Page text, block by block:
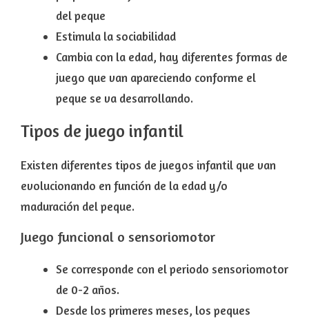
del peque
Estimula la sociabilidad
Cambia con la edad, hay diferentes formas de
juego que van apareciendo conforme el
peque se va desarrollando.
Tipos de juego infantil
Existen diferentes tipos de juegos infantil que van
evolucionando en función de la edad y/o
maduración del peque.
Juego funcional o sensoriomotor
Se corresponde con el periodo sensoriomotor
de 0-2 años.
Desde los primeres meses, los peques